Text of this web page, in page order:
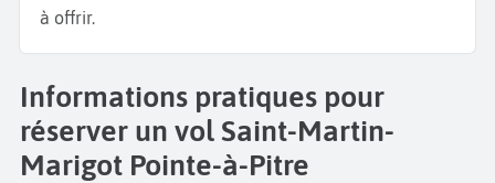
à offrir.
Informations pratiques pour
réserver un vol Saint-Martin-
Marigot Pointe-à-Pitre